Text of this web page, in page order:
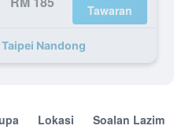
Tawaran
Nandong
Lokasi Soalan Lazim